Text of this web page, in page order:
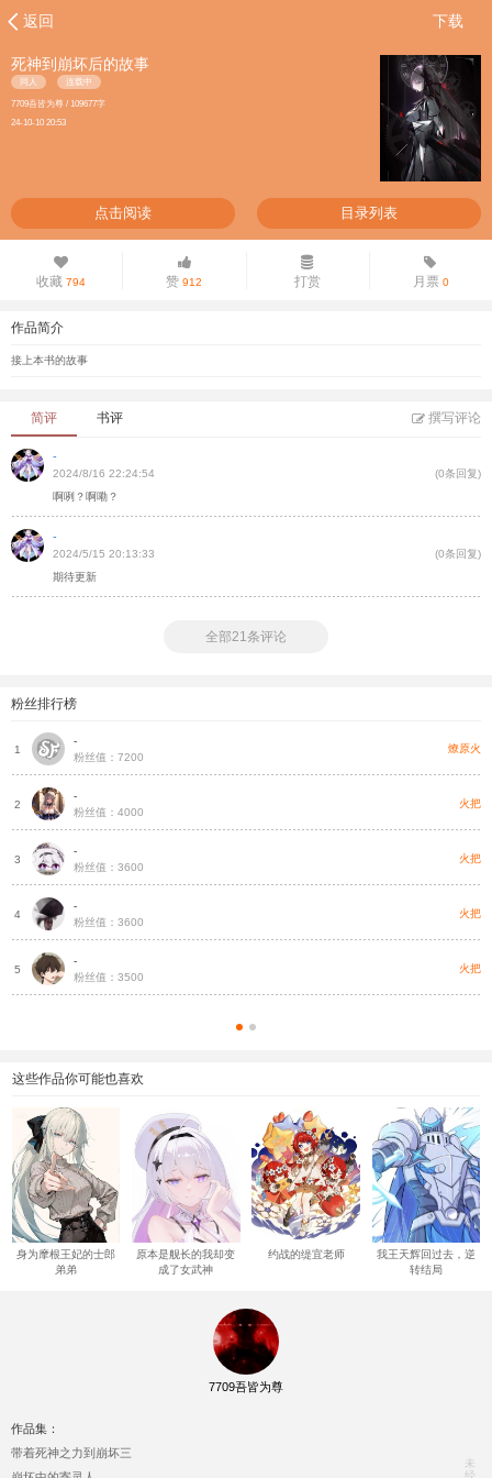
返回 下载
死神到崩坏后的故事
同人 连载中
7709吾皆为尊 / 109677字
24-10-10 20:53
点击阅读 目录列表
收藏 794 赞 912 打赏 月票0
作品简介
接上本书的故事
简评 书评 撰写评论
-
2024/8/16 22:24:54
(0条回复)
啊咧？啊嘞？
-
2024/5/15 20:13:33
(0条回复)
期待更新
全部21条评论
粉丝排行榜
1
-
粉丝值：7200
燎原火
2
-
粉丝值：4000
火把
3
-
粉丝值：3600
火把
4
-
粉丝值：3600
火把
5
-
粉丝值：3500
火把
这些作品你可能也喜欢
身为摩根王妃的士郎
弟弟
原本是舰长的我却变
成了女武神
约战的缇宜老师
我王天辉回过去，逆
转结局
7709吾皆为尊
作品集：
带着死神之力到崩坏三
未
经